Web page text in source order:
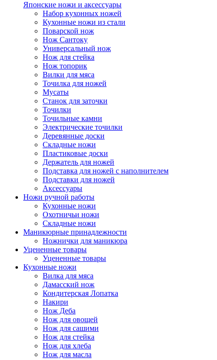
Японские ножи и аксессуары
Набор кухонных ножей
Кухонные ножи из стали
Поварской нож
Нож Сантоку
Универсальный нож
Нож для стейка
Нож топорик
Вилки для мяса
Точилка для ножей
Мусаты
Станок для заточки
Точилки
Точильные камни
Электрические точилки
Деревянные доски
Складные ножи
Пластиковые доски
Держатель для ножей
Подставка для ножей с наполнителем
Подставки для ножей
Аксессуары
Ножи ручной работы
Кухонные ножи
Охотничьи ножи
Складные ножи
Маникюрные принадлежности
Ножнички для маникюра
Уцененные товары
Уцененные товары
Кухонные ножи
Вилка для мяса
Дамасский нож
Кондитерская Лопатка
Накири
Нож Деба
Нож для овощей
Нож для сашими
Нож для стейка
Нож для хлеба
Нож для масла